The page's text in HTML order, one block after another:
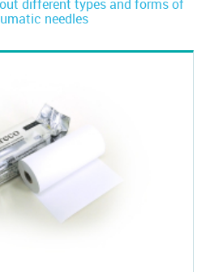
different types and forms of
needles